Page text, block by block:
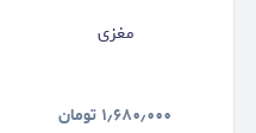
مغزی
۱٫۶۸۰٫۰۰۰ تومان